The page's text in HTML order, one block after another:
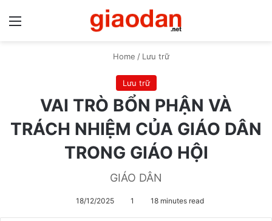
Home / Lưu trữ
Lưu trữ
VAI TRÒ BỔN PHẬN VÀ
TRÁCH NHIỆM CỦA GIÁO DÂN
TRONG GIÁO HỘI
GIÁO DÂN
18/12/2025 1 18 minutes read